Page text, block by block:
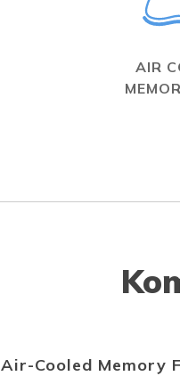
AIR
Air-Cooled Memory